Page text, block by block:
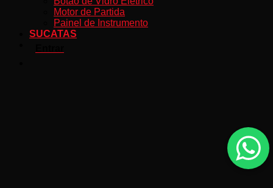
Motor de Partida
Painel de Instrumento
SUCATAS